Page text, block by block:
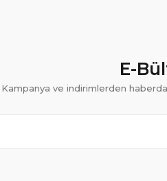
E-
Kampanya ve indirimlerden